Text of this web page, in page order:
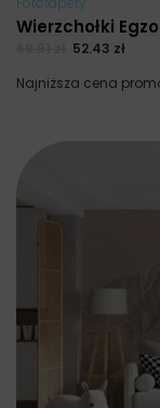
Wierzchołki
52.43 zł
Najniższa cena